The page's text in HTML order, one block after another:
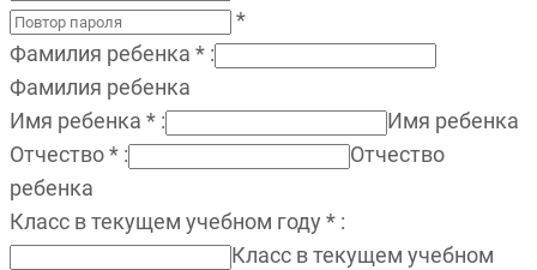
*
Фамилия ребенка * :
Фамилия ребенка
Имя ребенка * :
Имя ребенка
Отчество* :
Отчество
ребенка
Класс в текущем учебном году * :
Класс в текущем учебном